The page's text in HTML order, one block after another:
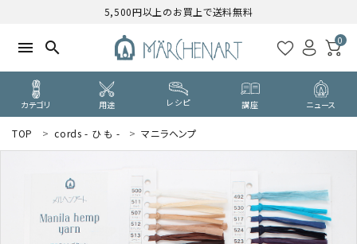
5,500円以上のお買上で送料無料
menu search 0
カテゴリ 用途 レシピ 講座 ニュース
search
WELCOME
ようこそ ゲスト 様
TOP cords - ひ も - マニラヘンプ